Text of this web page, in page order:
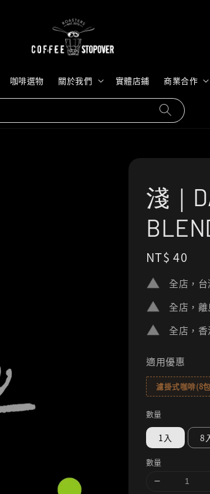
咖啡選物 關於我們 實體店鋪 商業合作
淺｜
Regular
price
NT$ 40
全店，
全店，
全店，
適用優惠
濾掛式咖啡(8
數量
1入 8
數量